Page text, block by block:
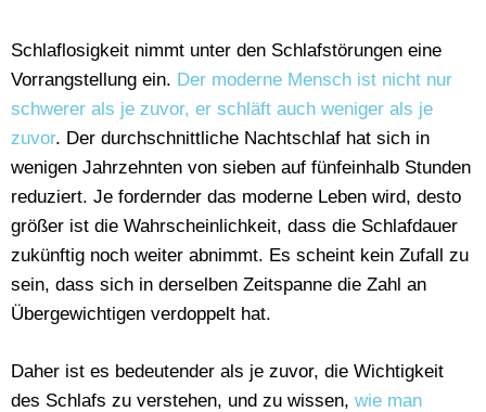
Schlaflosigkeit nimmt unter den Schlafstörungen eine
Vorrangstellung ein. Der moderne Mensch ist nicht nur
schwerer als je zuvor, er schläft auch weniger als je
zuvor. Der durchschnittliche Nachtschlaf hat sich in
wenigen Jahrzehnten von sieben auf fünfeinhalb Stunden
reduziert. Je fordernder das moderne Leben wird, desto
größer ist die Wahrscheinlichkeit, dass die Schlafdauer
zukünftig noch weiter abnimmt. Es scheint kein Zufall zu
sein, dass sich in derselben Zeitspanne die Zahl an
Übergewichtigen verdoppelt hat.
Daher ist es bedeutender als je zuvor, die Wichtigkeit
des Schlafs zu verstehen, und zu wissen, wie man